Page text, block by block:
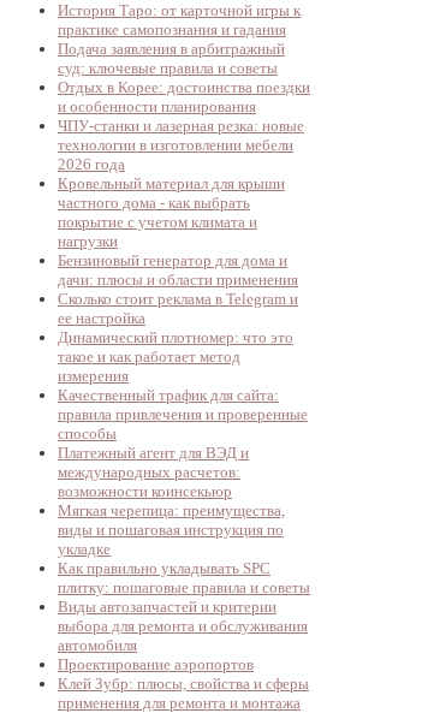
История Таро: от карточной игры к
практике самопознания и гадания
Подача заявления в арбитражный
суд: ключевые правила и советы
Отдых в Корее: достоинства поездки
и особенности планирования
ЧПУ-станки и лазерная резка: новые
технологии в изготовлении мебели
2026 года
Кровельный материал для крыши
частного дома - как выбрать
покрытие с учетом климата и
нагрузки
Бензиновый генератор для дома и
дачи: плюсы и области применения
Сколько стоит реклама в Telegram и
ее настройка
Динамический плотномер: что это
такое и как работает метод
измерения
Качественный трафик для сайта:
правила привлечения и проверенные
способы
Платежный агент для ВЭД и
международных расчетов:
возможности коинсекьюр
Мягкая черепица: преимущества,
виды и пошаговая инструкция по
укладке
Как правильно укладывать SPC
плитку: пошаговые правила и советы
Виды автозапчастей и критерии
выбора для ремонта и обслуживания
автомобиля
Проектирование аэропортов
Клей Зубр: плюсы, свойства и сферы
применения для ремонта и монтажа